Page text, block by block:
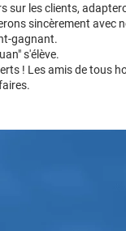
sur les clients,
sincèrement avec
gagnant.
s'élève.
! Les amis de tous